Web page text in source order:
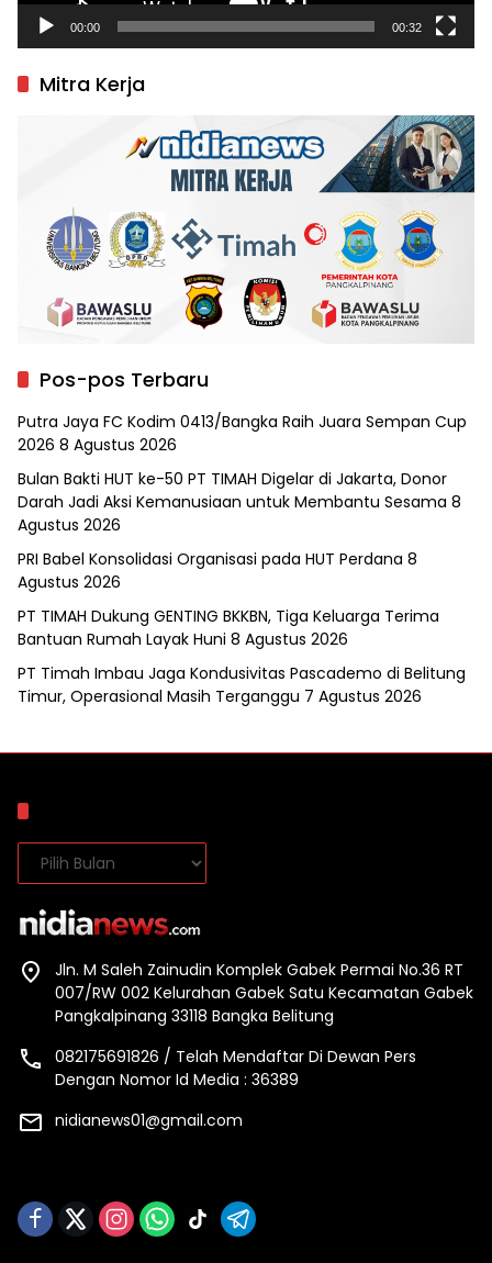
00:00 00:32
Mitra Kerja
Pos-pos Terbaru
Putra Jaya FC Kodim 0413/Bangka Raih Juara Sempan Cup
2026 8 Agustus 2026
Bulan Bakti HUT ke-50 PT TIMAH Digelar di Jakarta, Donor
Darah Jadi Aksi Kemanusiaan untuk Membantu Sesama 8
Agustus 2026
PRI Babel Konsolidasi Organisasi pada HUT Perdana 8
Agustus 2026
PT TIMAH Dukung GENTING BKKBN, Tiga Keluarga Terima
Bantuan Rumah Layak Huni 8 Agustus 2026
PT Timah Imbau Jaga Kondusivitas Pascademo di Belitung
Timur, Operasional Masih Terganggu 7 Agustus 2026
Arsip
Jln. M Saleh Zainudin Komplek Gabek Permai No.36 RT
007/RW 002 Kelurahan Gabek Satu Kecamatan Gabek
Pangkalpinang 33118 Bangka Belitung
082175691826 / Telah Mendaftar Di Dewan Pers
Dengan Nomor Id Media : 36389
nidianews01@gmail.com